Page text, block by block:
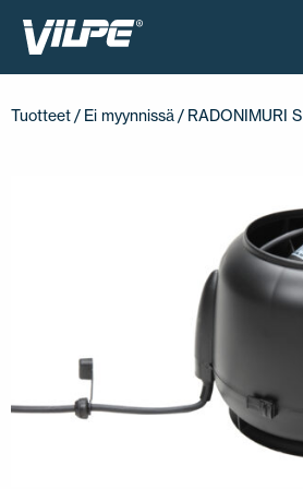
ASENNUS JA MATERIAALIT
VASTUULLISUUS
Tuotteet / Ei myynnissä / RADONIMURI S